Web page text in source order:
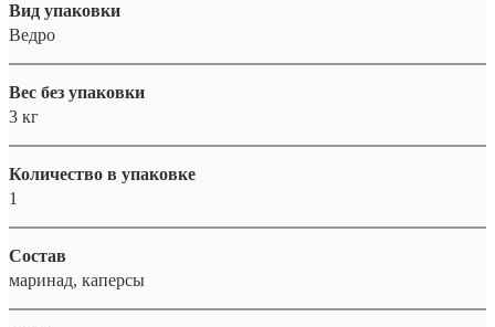
Вид упаковки
Ведро
Вес без упаковки
3 кг
Количество в упаковке
1
Состав
маринад, каперсы